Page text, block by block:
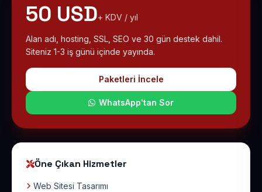
50 USD+ KDV / yıl
Alan adı, hosting, SSL, SEO ve 30 gün destek dahil.
Siteniz 1-3 iş günü içinde yayında.
Paketleri İncele
WhatsApp'tan Sor
Öne Çıkan Hizmetler
Web Sitesi Tasarımı